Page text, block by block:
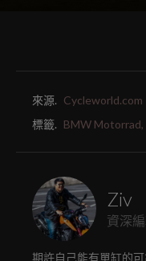
來源. Cycleworld.com
標籤. BMW Motorrad,
Ziv
資深
期許自己能有單缸的